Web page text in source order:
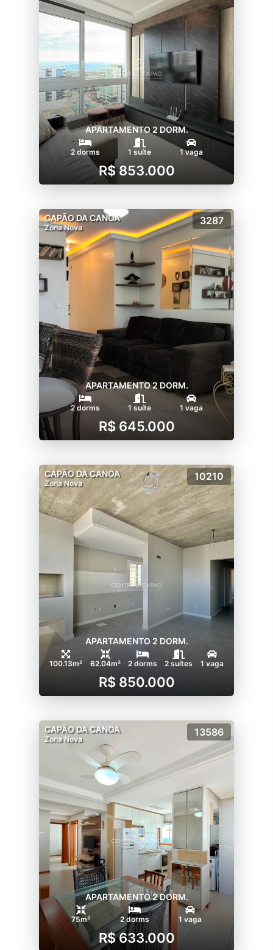
APARTAMENTO 2 DORM.
2 dorms 1 suíte 1 vaga
R$ 853.000
CAPÃO DA CANOA
Zona Nova
3287
APARTAMENTO 2 DORM.
2 dorms 1 suíte 1 vaga
R$ 645.000
CAPÃO DA CANOA
Zona Nova
10210
APARTAMENTO 2 DORM.
100.13m² 62.04m² 2 dorms 2 suítes 1 vaga
R$ 850.000
CAPÃO DA CANOA
Zona Nova
13586
APARTAMENTO 2 DORM.
75m² 2 dorms 1 vaga
R$ 633.000